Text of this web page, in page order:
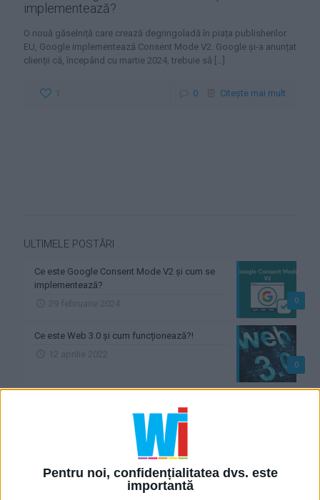
Pentru noi, confidențialitatea dvs. este
importantă
implementează?
O nouă găselniță care crează degringoladă în piața publisherilor
EU, Google implementează Consent Mode V2. Google și-a anunțat
clienții că, începând cu martie 2024, trebuie să […]
0 Citește mai mult
ULTIMELE POSTĂRI
0
Ce este Google Consent Mode V2 și cum se
implementează?
0
Ce este Web 3.0 și cum funcționează?!
30 ianuarie 2020